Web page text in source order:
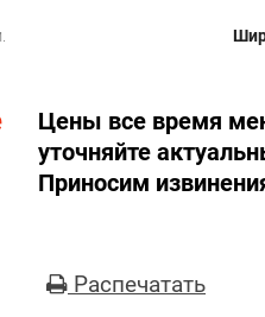
Цены все время
уточняйте
Приносим
Распечатать